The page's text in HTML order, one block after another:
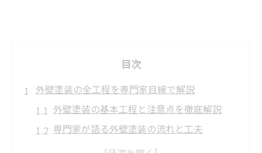
目次
外壁塗装の全工程を専門家目線で解説
外壁塗装の基本工程と注意点を徹底解説
専門家が語る外壁塗装の流れと工夫
下地から上塗りまでの外壁塗装手順